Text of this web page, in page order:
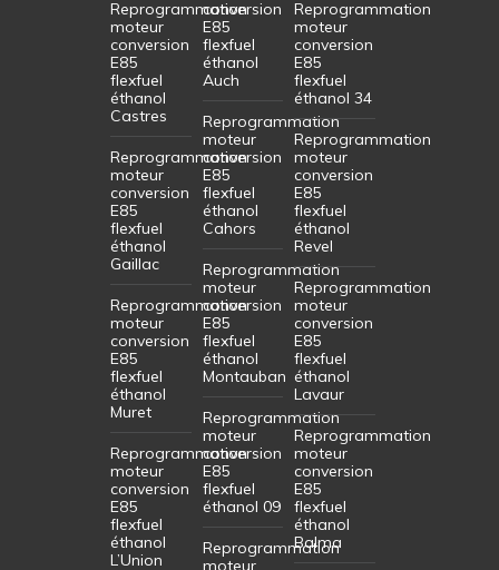
Reprogrammation
moteur
conversion
E85
flexfuel
éthanol
Castres
Reprogrammation
moteur
conversion
E85
flexfuel
éthanol
Gaillac
Reprogrammation
moteur
conversion
E85
flexfuel
éthanol
Muret
Reprogrammation
moteur
conversion
E85
flexfuel
éthanol
L’Union
conversion
E85
flexfuel
éthanol
Auch
Reprogrammation
moteur
conversion
E85
flexfuel
éthanol
Cahors
Reprogrammation
moteur
conversion
E85
flexfuel
éthanol
Montauban
Reprogrammation
moteur
conversion
E85
flexfuel
éthanol 09
Reprogrammation
moteur
Reprogrammation
moteur
conversion
E85
flexfuel
éthanol 34
Reprogrammation
moteur
conversion
E85
flexfuel
éthanol
Revel
Reprogrammation
moteur
conversion
E85
flexfuel
éthanol
Lavaur
Reprogrammation
moteur
conversion
E85
flexfuel
éthanol
Balma